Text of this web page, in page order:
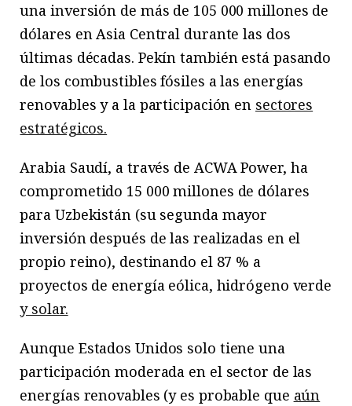
una inversión de más de 105 000 millones de
dólares en Asia Central durante las dos
últimas décadas. Pekín también está pasando
de los combustibles fósiles a las energías
renovables y a la participación en sectores
estratégicos.
Arabia Saudí, a través de ACWA Power, ha
comprometido 15 000 millones de dólares
para Uzbekistán (su segunda mayor
inversión después de las realizadas en el
propio reino), destinando el 87 % a
proyectos de energía eólica, hidrógeno verde
y solar.
Aunque Estados Unidos solo tiene una
participación moderada en el sector de las
energías renovables (y es probable que aún